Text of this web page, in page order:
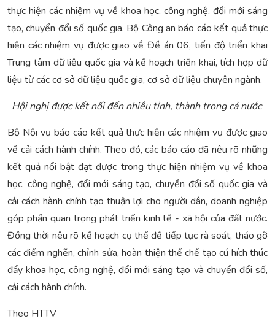
thực hiện các nhiệm vụ về khoa học, công nghệ, đổi mới sáng
tạo, chuyển đổi số quốc gia. Bộ Công an báo cáo kết quả thực
hiện các nhiệm vụ được giao về Đề án 06, tiến độ triển khai
Trung tâm dữ liệu quốc gia và kế hoạch triển khai, tích hợp dữ
liệu từ các cơ sở dữ liệu quốc gia, cơ sở dữ liệu chuyên ngành.
Hội nghị được kết nối đến nhiều tỉnh, thành trong cả nước
Bộ Nội vụ báo cáo kết quả thực hiện các nhiệm vụ được giao
về cải cách hành chính. Theo đó, các báo cáo đã nêu rõ những
kết quả nổi bật đạt được trong thực hiện nhiệm vụ về khoa
học, công nghệ, đổi mới sáng tạo, chuyển đổi số quốc gia và
cải cách hành chính tạo thuận lợi cho người dân, doanh nghiệp
góp phần quan trọng phát triển kinh tế - xã hội của đất nước.
Đồng thời nêu rõ kế hoạch cụ thể để tiếp tục rà soát, tháo gỡ
các điểm nghẽn, chỉnh sửa, hoàn thiện thể chế tạo cú hích thúc
đẩy khoa học, công nghệ, đổi mới sáng tạo và chuyển đổi số,
cải cách hành chính.
Theo HTTV